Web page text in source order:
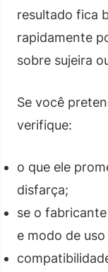
resultado fica
rapidamente
sobre sujeira
Se você
verifique:
o que ele
disfarça;
se o
e modo de